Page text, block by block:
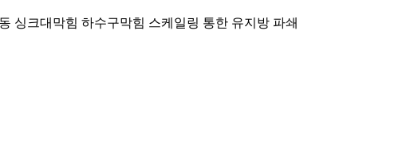
싱크대막힘 하수구막힘 스케일링 통한 유지방 파쇄